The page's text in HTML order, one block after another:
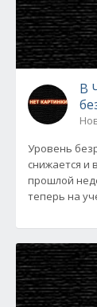
В
Уровень
снижается и
прошлой
теперь на